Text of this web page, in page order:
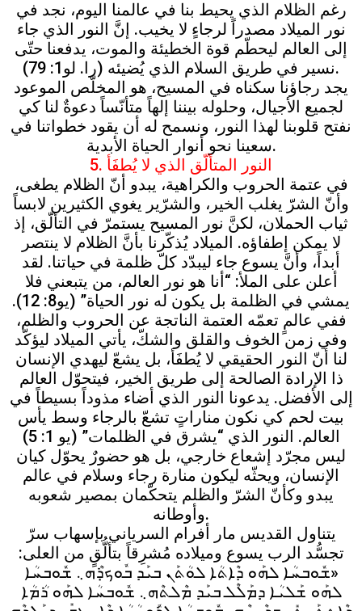
رغم الظلام الذي يحيط بنا في عالمنا اليوم، نجد في
نور الميلاد مصدراً لرجاءٍ لا يخيب. إنَّ النور الذي جاء
إلى العالم ليحطّم قوة الخطيئة والموت، يدفعنا حتّى
نسير في طريق السلام الذي يُضيئه (را. لو1: 79).
يجد رجاؤنا سكناه في المسيح، هو المخلّص الموعود
لجميع الأجيال، وحلوله بيننا إلهاً متأنّساً دعوةٌ لنا كي
نفتح قلوبنا لهذا النور، ونسمح له أن يقود خطواتنا في
سعينا نحو أنوار الحياة الأبدية.
5. النور المتألّق الذي لا يُطفَأ
في عتمة الحروب والكراهية، يبدو أنّ الظلام يطغى،
وأنّ الشرّ يغلب الخير، والشرّير يغوي الكثيرين لابساً
ثياب الحملان، لكنَّ نور المسيح يستمرّ في التألّق، إذ
لا يمكن إطفاؤه. الميلاد يُذكّرنا بأنَّ الظلام لا ينتصر
أبداً، وأنَّ يسوع جاء ليبدّد كلّ ظلمة في حياتنا. لقد
أعلن على الملأ: “أنا هو نور العالم، من يتبعني فلا
يمشي في الظلمة بل يكون له نور الحياة” (يو8: 12).
ففي عالمٍ تعمّه العتمة الناتجة عن الحروب والظلم،
وفي زمن الخوف والقلق والشكّ، يأتي الميلاد ليؤكّد
لنا أنّ النور الحقيقي لا يُطفَأ، بل يشعّ ليهدي الإنسان
ذا الإرادة الصالحة إلى طريق الخير، فيتحوّل العالم
إلى الأفضل. يدعونا النور الذي أضاء مذوداً بسيطاً في
بيت لحم كي نكون مناراتٍ تشعّ بالرجاء وسط يأس
العالم. النور الذي “يشرق في الظلمات” (يو 1: 5)
ليس مجرّد إشعاع خارجي، بل هو حضورٌ يحوّل كيان
الإنسان، ويحثّه ليكون منارة رجاء وسلام في عالم
يبدو وكأنّ الشرّ والظلم يتحكّمان بمصير شعوبه
وأوطانه.
يتناول القديس مار أفرام السرياني بإسهاب سرّ
تجسُّد الرب يسوع وميلاده مُشرِقاً بتألُّقٍ من العلى:
«ܫܽܘܒܚܳܐ ܠܗܰܘ ܕܶܐܬܳܐ ܠܘܳܬܰܢ ܒܝܰܕ ܒܽܘܟ̣ܪܶܗ܆ ܫܽܘܒܚܳܐ
ܠܗܰܘ ܫܰܠܝܳܐ ܕܡܰܠܶܠ ܒܝܰܕ ܡܶܠܬܶܗ܆ ܫܽܘܒܚܳܐ ܠܗܰܘ ܪܳܡܳܐ